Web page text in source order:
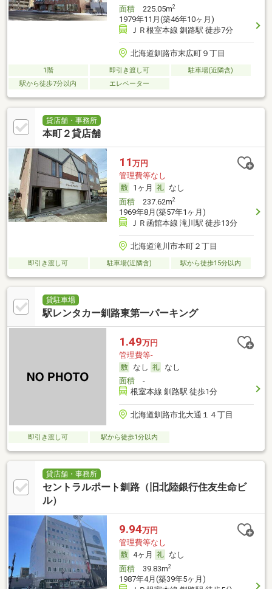
面積225.05m2
1979年11月(築46年10ヶ月)
ＪＲ根室本線 釧路駅 徒歩7分
北海道釧路市末広町９丁目
1階 即引き渡し可
駐車場(近隣含)
駅から徒歩7分以内
エレベーター
貸店舗・事務所
本町２貸店舗
11 万円
管理費等なし
1ヶ月
なし
面積237.62m2
1969年8月(築57年1ヶ月)
ＪＲ函館本線 滝川駅 徒歩13分
北海道滝川市本町２丁目
即引き渡し可 駐車場(近隣含) 駅から徒歩15分以内
貸駐車場
駅レンタカー釧路東第一パーキング
1.49万円
管理費等-
なし
なし
面積-
根室本線 釧路駅 徒歩1分
北海道釧路市北大通１４丁目
即引き渡し可 駅から徒歩1分以内
貸店舗・事務所
セントラルポート釧路（旧北陸銀行住友生命ビ
ル）
9.94万円
管理費等なし
4ヶ月
なし
面積39.83m2
1987年4月(築39年5ヶ月)